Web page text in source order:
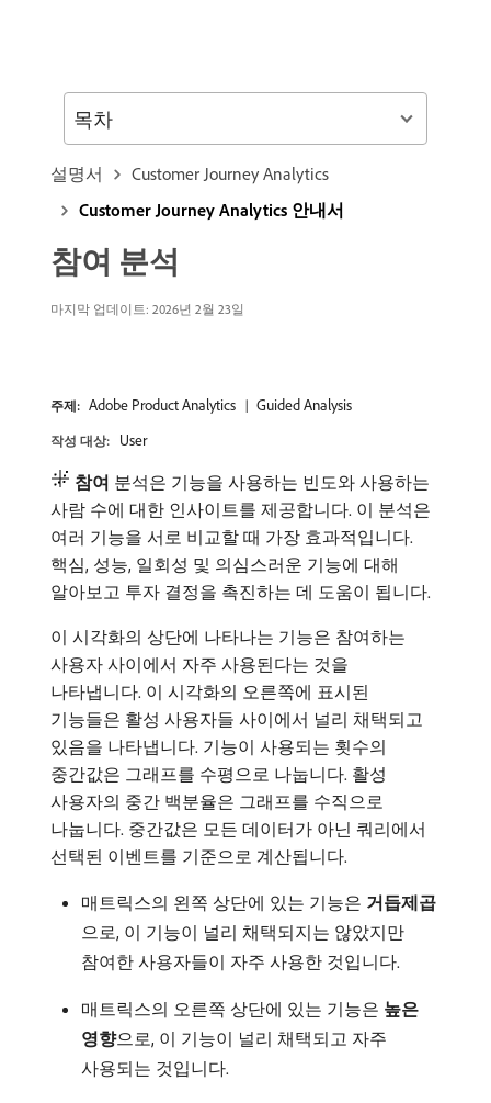
설명서
Customer Journey Analytics
Customer Journey Analytics 안내서
참여 분석
마지막 업데이트: 2026년 2월 23일
주제: Adobe Product Analytics Guided Analysis
작성 대상: User
참여 분석은 기능을 사용하는 빈도와 사용하는
사람 수에 대한 인사이트를 제공합니다. 이 분석은
여러 기능을 서로 비교할 때 가장 효과적입니다.
핵심, 성능, 일회성 및 의심스러운 기능에 대해
알아보고 투자 결정을 촉진하는 데 도움이 됩니다.
이 시각화의 상단에 나타나는 기능은 참여하는
사용자 사이에서 자주 사용된다는 것을
나타냅니다. 이 시각화의 오른쪽에 표시된
기능들은 활성 사용자들 사이에서 널리 채택되고
있음을 나타냅니다. 기능이 사용되는 횟수의
중간값은 그래프를 수평으로 나눕니다. 활성
사용자의 중간 백분율은 그래프를 수직으로
나눕니다. 중간값은 모든 데이터가 아닌 쿼리에서
선택된 이벤트를 기준으로 계산됩니다.
매트릭스의 왼쪽 상단에 있는 기능은 거듭제곱
으로, 이 기능이 널리 채택되지는 않았지만
참여한 사용자들이 자주 사용한 것입니다.
매트릭스의 오른쪽 상단에 있는 기능은 높은
영향​으로, 이 기능이 널리 채택되고 자주
사용되는 것입니다.
목차